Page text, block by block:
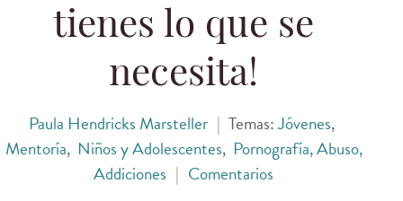
tienes lo que se
necesita!
Paula Hendricks Marsteller | Temas:Jóvenes,
Mentoría, Niños y Adolescentes, Pornografía, Abuso,
Addiciones | Comentarios